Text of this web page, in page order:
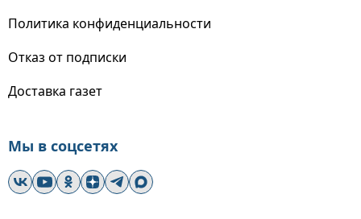
Политика конфиденциальности
Отказ от подписки
Доставка газет
Мы в соцсетях